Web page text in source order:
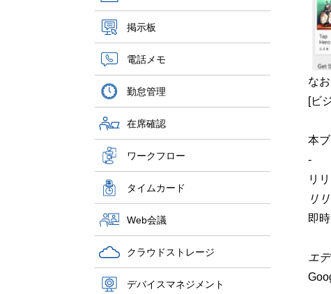
掲示板
電話メモ
勤怠管理
在席確認
ワークフロー
タイムカード
Web会議
クラウドストレージ
デバイスマネジメント
な
[ビ
本
-
リ
リ
即
エ